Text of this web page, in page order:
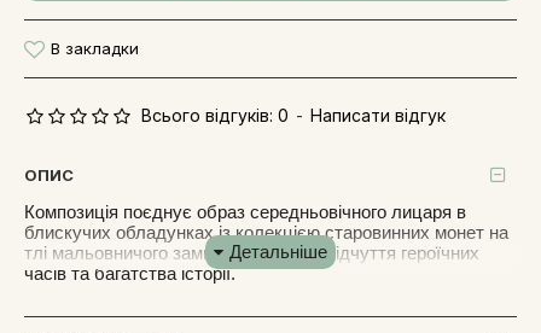
Всього відгуків: 0 - Написати відгук
В закладки
ОПИС
Композиція поєднує образ середньовічного лицаря в
блискучих обладунках із колекцією старовинних монет на
тлі мальовничого замку, створюючи відчуття героїчних
часів та багатства історії.